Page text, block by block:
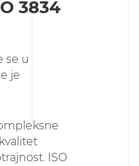
3834
se u
je
ISO